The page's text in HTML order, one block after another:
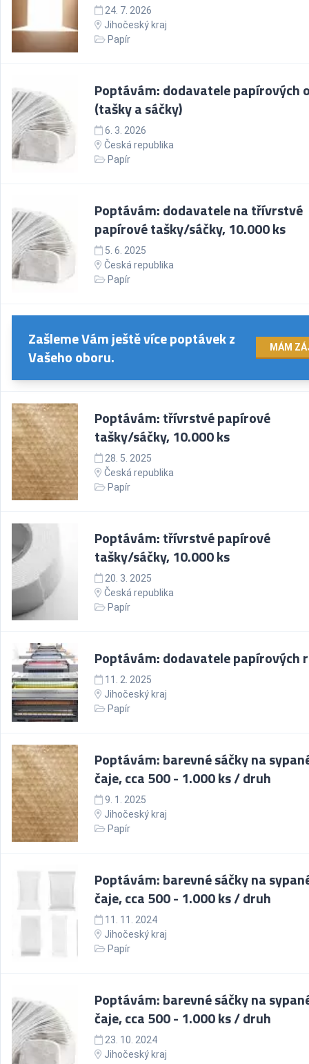
24. 7. 2026
Jihočeský kraj
Papír
Poptávám: dodavatele papírových
(tašky a sáčky)
6. 3. 2026
Česká republika
Papír
Poptávám: dodavatele na třívrstvé
papírové tašky/sáčky, 10.000 ks
5. 6. 2025
Česká republika
Papír
Zašleme Vám ještě více poptávek z
Vašeho oboru.
MÁM
Poptávám: třívrstvé papírové
tašky/sáčky, 10.000 ks
28. 5. 2025
Česká republika
Papír
Poptávám: třívrstvé papírové
tašky/sáčky, 10.000 ks
20. 3. 2025
Česká republika
Papír
Poptávám: dodavatele papírových
11. 2. 2025
Jihočeský kraj
Papír
Poptávám: barevné sáčky na
čaje, cca 500 - 1.000 ks / druh
9. 1. 2025
Jihočeský kraj
Papír
Poptávám: barevné sáčky na
čaje, cca 500 - 1.000 ks / druh
11. 11. 2024
Jihočeský kraj
Papír
Poptávám: barevné sáčky na
čaje, cca 500 - 1.000 ks / druh
23. 10. 2024
Jihočeský kraj